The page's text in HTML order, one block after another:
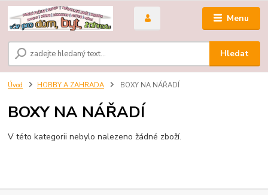
Menu
Hledat
Úvod HOBBY A ZAHRADA BOXY NA NÁŘADÍ
BOXY NA NÁŘADÍ
V této kategorii nebylo nalezeno žádné zboží.